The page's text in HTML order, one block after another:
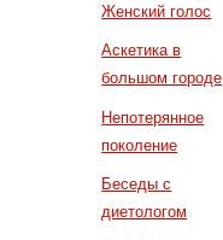
Женский голос
Аскетика в
большом городе
Непотерянное
поколение
Беседы с
диетологом